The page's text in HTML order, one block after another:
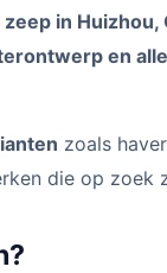
in Huizhou,
en
zoals
die op zoek